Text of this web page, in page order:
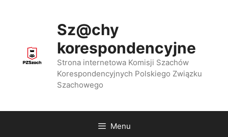
Sz@chy
korespondencyjne
Strona internetowa Komisji Szachów
Korespondencyjnych Polskiego Związku
Szachowego
Menu